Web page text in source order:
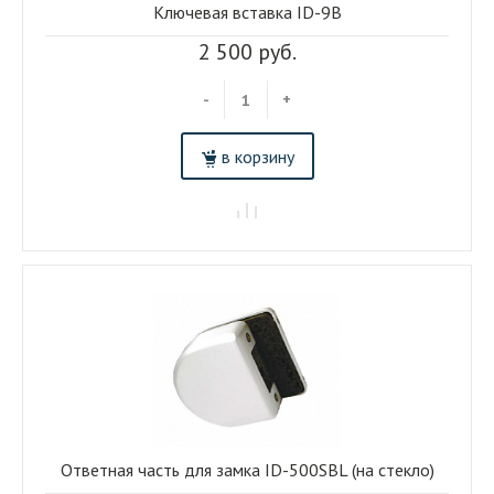
2 500 руб.
- +
в корзину
Ключевая вставка ID-9B
Ответная часть для замка ID-500SBL (на стекло)